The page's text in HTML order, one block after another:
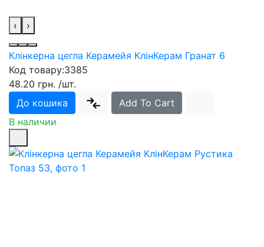
‹ ›
Клінкерна цегла Керамейя КлінКерам Гранат 6
Код товару:3385
48.20 грн. /шт.
До кошика
Add To Cart
В наличии